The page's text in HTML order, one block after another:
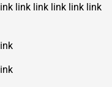
link link link link link link
link
link